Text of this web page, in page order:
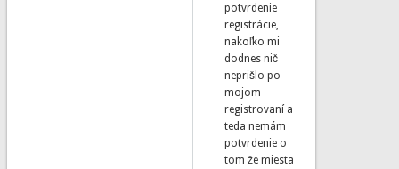
potvrdenie
registrácie,
nakoľko mi
dodnes nič
neprišlo po
mojom
registrovaní a
teda nemám
potvrdenie o
tom že miesta